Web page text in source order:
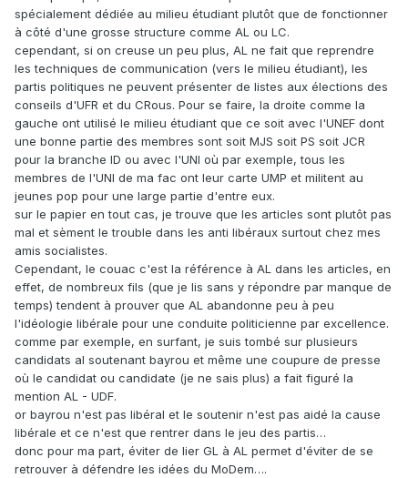
spécialement dédiée au milieu étudiant plutôt que de fonctionner
à côté d'une grosse structure comme AL ou LC.
cependant, si on creuse un peu plus, AL ne fait que reprendre
les techniques de communication (vers le milieu étudiant), les
partis politiques ne peuvent présenter de listes aux élections des
conseils d'UFR et du CRous. Pour se faire, la droite comme la
gauche ont utilisé le milieu étudiant que ce soit avec l'UNEF dont
une bonne partie des membres sont soit MJS soit PS soit JCR
pour la branche ID ou avec l'UNI où par exemple, tous les
membres de l'UNI de ma fac ont leur carte UMP et militent au
jeunes pop pour une large partie d'entre eux.
sur le papier en tout cas, je trouve que les articles sont plutôt pas
mal et sèment le trouble dans les anti libéraux surtout chez mes
amis socialistes.
Cependant, le couac c'est la référence à AL dans les articles, en
effet, de nombreux fils (que je lis sans y répondre par manque de
temps) tendent à prouver que AL abandonne peu à peu
l'idéologie libérale pour une conduite politicienne par excellence.
comme par exemple, en surfant, je suis tombé sur plusieurs
candidats al soutenant bayrou et même une coupure de presse
où le candidat ou candidate (je ne sais plus) a fait figuré la
mention AL - UDF.
or bayrou n'est pas libéral et le soutenir n'est pas aidé la cause
libérale et ce n'est que rentrer dans le jeu des partis…
donc pour ma part, éviter de lier GL à AL permet d'éviter de se
retrouver à défendre les idées du MoDem….